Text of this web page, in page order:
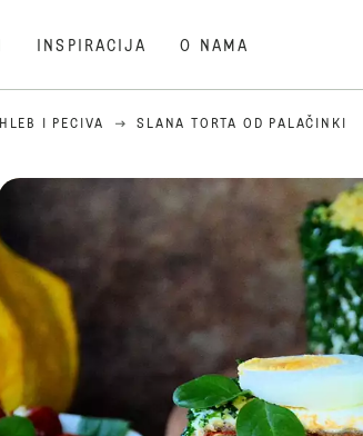
INSPIRACIJA O NAMA
HLEB I PECIVA SLANA TORTA OD PALAČINKI